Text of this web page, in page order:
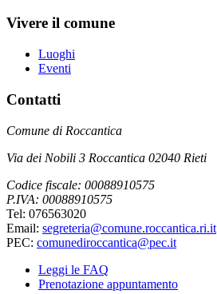
Vivere il comune
Luoghi
Eventi
Contatti
Comune di Roccantica
Via dei Nobili 3 Roccantica 02040 Rieti
Codice fiscale: 00088910575
P.IVA: 00088910575
Tel: 076563020
Email: segreteria@comune.roccantica.ri.it
PEC: comunediroccantica@pec.it
Leggi le FAQ
Prenotazione appuntamento